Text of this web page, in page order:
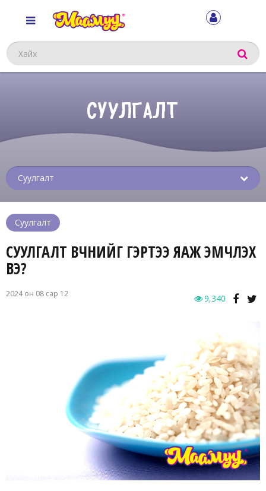
Хайх
СУУЛГАЛТ
Суулгалт
СУУЛГАЛТ ӨВЧНИЙГ ГЭРТЭЭ ЯАЖ ЭМЧЛЭХ
ВЭ?
2024 он 08 сар 12 9,340